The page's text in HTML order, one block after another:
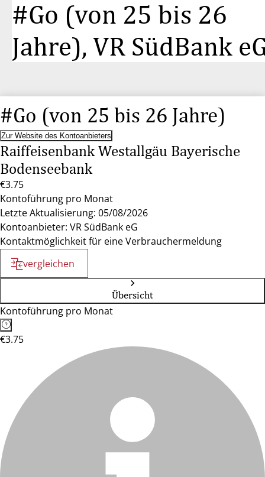
#Go (von 25 bis 26
Jahre), VR SüdBank
#Go (von 25 bis 26 Jahre)
Zur Website des Kontoanbieters
Raiffeisenbank Westallgäu Bayerische
Bodenseebank
€3.75
Kontoführung pro Monat
Letzte Aktualisierung: 05/08/2026
Kontoanbieter: VR SüdBank eG
Kontaktmöglichkeit für eine Verbrauchermeldung
vergleichen
Übersicht
Kontoführung pro Monat
€3.75